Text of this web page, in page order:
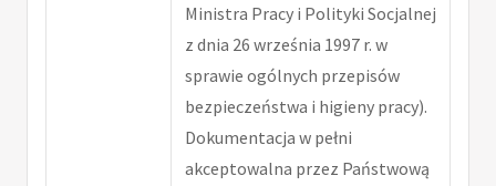
Ministra Pracy i Polityki Socjalnej
z dnia 26 września 1997 r. w
sprawie ogólnych przepisów
bezpieczeństwa i higieny pracy).
Dokumentacja w pełni
akceptowalna przez Państwową